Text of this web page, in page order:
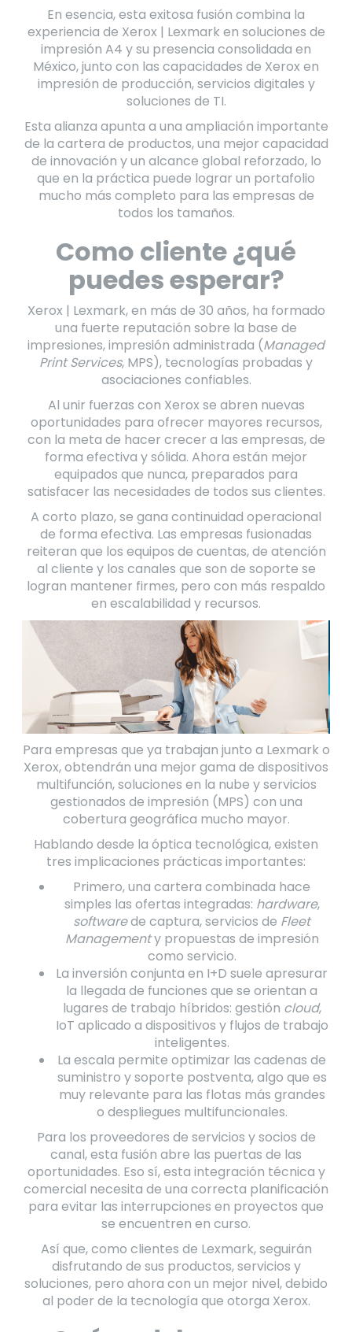
En esencia, esta exitosa fusión combina la
experiencia de Xerox | Lexmark en soluciones de
impresión A4 y su presencia consolidada en
México, junto con las capacidades de Xerox en
impresión de producción, servicios digitales y
soluciones de TI.
Esta alianza apunta a una ampliación importante
de la cartera de productos, una mejor capacidad
de innovación y un alcance global reforzado, lo
que en la práctica puede lograr un portafolio
mucho más completo para las empresas de
todos los tamaños.
Como cliente ¿qué
puedes esperar?
Xerox | Lexmark, en más de 30 años, ha formado
una fuerte reputación sobre la base de
impresiones, impresión administrada (Managed
Print Services, MPS), tecnologías probadas y
asociaciones confiables.
Al unir fuerzas con Xerox se abren nuevas
oportunidades para ofrecer mayores recursos,
con la meta de hacer crecer a las empresas, de
forma efectiva y sólida. Ahora están mejor
equipados que nunca, preparados para
satisfacer las necesidades de todos sus clientes.
A corto plazo, se gana continuidad operacional
de forma efectiva. Las empresas fusionadas
reiteran que los equipos de cuentas, de atención
al cliente y los canales que son de soporte se
logran mantener firmes, pero con más respaldo
en escalabilidad y recursos.
Para empresas que ya trabajan junto a Lexmark o
Xerox, obtendrán una mejor gama de dispositivos
multifunción, soluciones en la nube y servicios
gestionados de impresión (MPS) con una
cobertura geográfica mucho mayor.
Hablando desde la óptica tecnológica, existen
tres implicaciones prácticas importantes:
Primero, una cartera combinada hace
simples las ofertas integradas: hardware,
softwarede captura, servicios de Fleet
Managementy propuestas de impresión
como servicio.
La inversión conjunta en I+D suele apresurar
la llegada de funciones que se orientan a
lugares de trabajo híbridos: gestión cloud,
IoT aplicado a dispositivos y flujos de trabajo
inteligentes.
La escala permite optimizar las cadenas de
suministro y soporte postventa, algo que es
muy relevante para las flotas más grandes
o despliegues multifuncionales.
Para los proveedores de servicios y socios de
canal, esta fusión abre las puertas de las
oportunidades. Eso sí, esta integración técnica y
comercial necesita de una correcta planificación
para evitar las interrupciones en proyectos que
se encuentren en curso.
Así que, como clientes de Lexmark, seguirán
disfrutando de sus productos, servicios y
soluciones, pero ahora con un mejor nivel, debido
al poder de la tecnología que otorga Xerox.